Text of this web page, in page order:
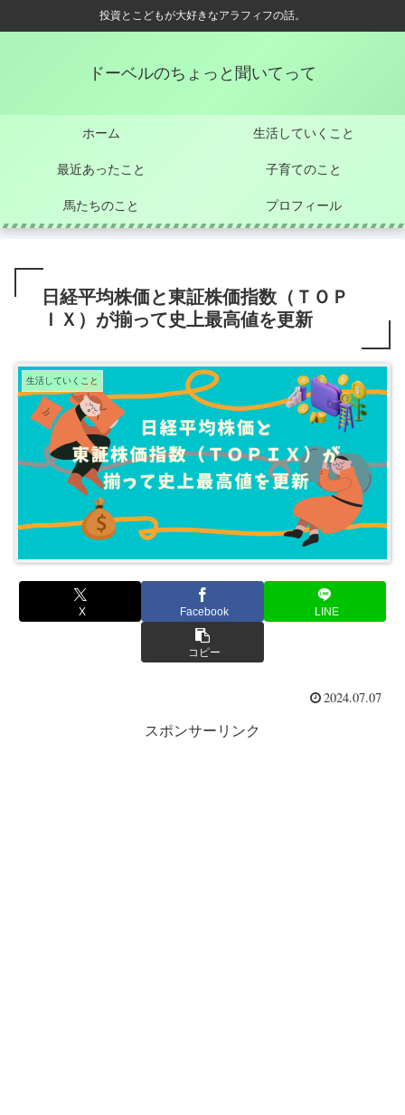
投資とこどもが大好きなアラフィフの話。
ドーベルのちょっと聞いてって
ホーム 生活していくこと
最近あったこと 子育てのこと
馬たちのこと プロフィール
日経平均株価と東証株価指数（ＴＯＰ
ＩＸ）が揃って史上最高値を更新
生活していくこと
X Facebook LINE
コピー
2024.07.07
スポンサーリンク